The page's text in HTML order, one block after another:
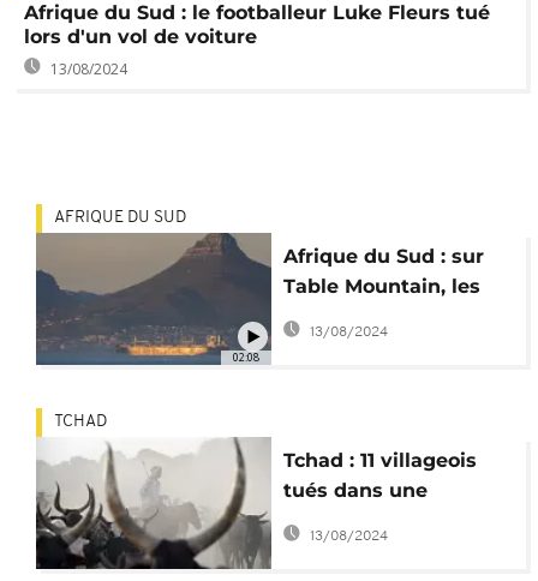
Afrique du Sud : le footballeur Luke Fleurs tué
lors d'un vol de voiture
13/08/2024
02:08
AFRIQUE DU SUD
Afrique du Sud : sur
Table Mountain, les
criminels ciblent les
touristes
13/08/2024
TCHAD
Tchad : 11 villageois
tués dans une
nouvelle razzia sur
leur bétail
13/08/2024